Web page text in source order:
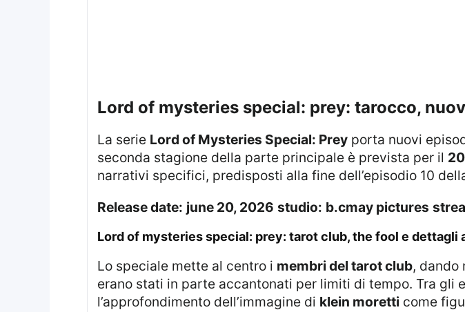
lord of mysteries special: prey: tarocco,
La serie Lord of Mysteries Special: Preyporta nuovi
seconda stagione della parte principale è prevista per il
narrativi specifici, predisposti alla fine dell’episodio 10
release date: june 20, 2026 studio: b.cmay pictures
lord of mysteries special: prey: tarot club, the fool e dettagli
Lo speciale mette al centro i membri del tarot club, dando
erano stati in parte accantonati per limiti di tempo. Tra gli
l’approfondimento dell’immagine di klein moretti come